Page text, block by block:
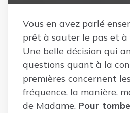
Vous en avez parlé
prêt à sauter le pas et
Une belle décision qui
questions quant à la
premières concernent
fréquence, la manière,
de Madame. Pour